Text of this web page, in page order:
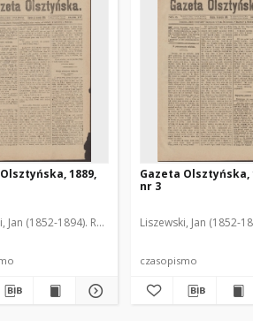
1889,
Jan (1852-1894). Red.
Gazeta Olsztyńska,
nr 3
Liszewski, Jan (1852-
czasopismo